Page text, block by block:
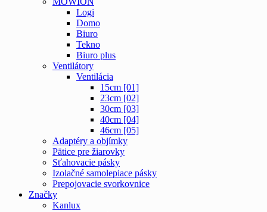
Logi
Domo
Biuro
Tekno
Biuro plus
Ventilátory
Ventilácia
15cm [01]
23cm [02]
30cm [03]
40cm [04]
46cm [05]
Adaptéry a objímky
Pätice pre žiarovky
Sťahovacie pásky
Izolačné samolepiace pásky
Prepojovacie svorkovnice
Značky
Kanlux